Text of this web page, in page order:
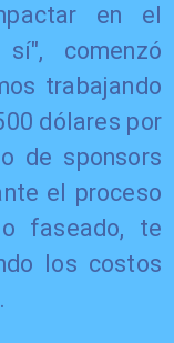
en el
comenzó
trabajando
dólares por
de sponsors
el proceso
faseado, te
los costos